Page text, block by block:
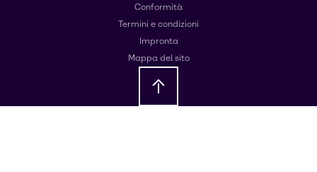
Conformità
Termini e condizioni
Impronta
Mappa del sito